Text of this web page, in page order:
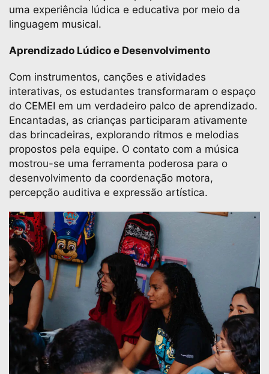
uma experiência lúdica e educativa por meio da
linguagem musical.
Aprendizado Lúdico e Desenvolvimento
Com instrumentos, canções e atividades
interativas, os estudantes transformaram o espaço
do CEMEI em um verdadeiro palco de aprendizado.
Encantadas, as crianças participaram ativamente
das brincadeiras, explorando ritmos e melodias
propostos pela equipe. O contato com a música
mostrou-se uma ferramenta poderosa para o
desenvolvimento da coordenação motora,
percepção auditiva e expressão artística.